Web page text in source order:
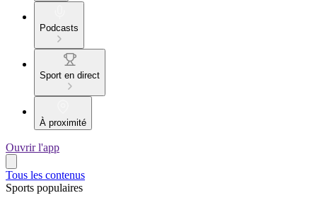
Podcasts
Sport en direct
À proximité
Ouvrir l'app
Tous les contenus
Sports populaires